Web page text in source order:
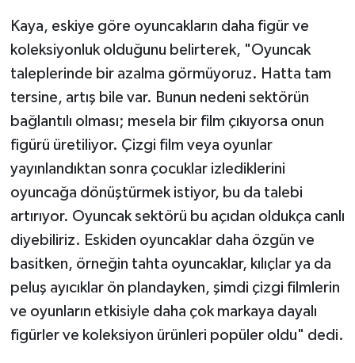
Kaya, eskiye göre oyuncakların daha figür ve
koleksiyonluk olduğunu belirterek, "Oyuncak
taleplerinde bir azalma görmüyoruz. Hatta tam
tersine, artış bile var. Bunun nedeni sektörün
bağlantılı olması; mesela bir film çıkıyorsa onun
figürü üretiliyor. Çizgi film veya oyunlar
yayınlandıktan sonra çocuklar izlediklerini
oyuncağa dönüştürmek istiyor, bu da talebi
artırıyor. Oyuncak sektörü bu açıdan oldukça canlı
diyebiliriz. Eskiden oyuncaklar daha özgün ve
basitken, örneğin tahta oyuncaklar, kılıçlar ya da
peluş ayıcıklar ön plandayken, şimdi çizgi filmlerin
ve oyunların etkisiyle daha çok markaya dayalı
figürler ve koleksiyon ürünleri popüler oldu" dedi.